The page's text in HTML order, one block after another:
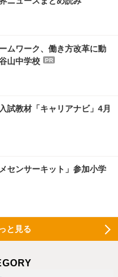
ムワーク、働き方改革に動
山中学校
PR
試教材「キャリアナビ」4月
センサーキット」参加小学
と見る